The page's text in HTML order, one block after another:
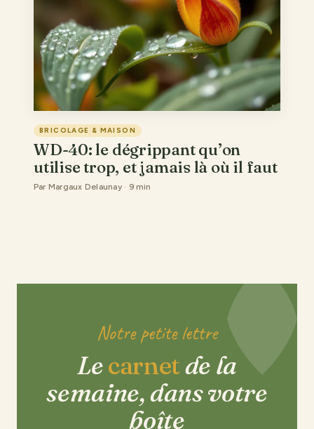
BRICOLAGE & MAISON
WD-40: le dégrippant qu’on
utilise trop, et jamais là où il faut
Par Margaux Delaunay · 9 min
Notre petite lettre
Lecarnetde la
semaine, dans votre
boîte